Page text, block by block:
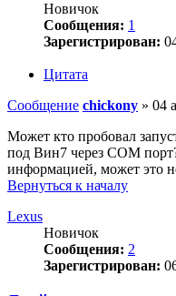
Новичок
Сообщения: 1
Зарегистрирован:
Цитата
Сообщение chickony » 04
Может кто пробовал
под Вин7 через СОМ
информацией, может это
Вернуться к началу
Lexus
Новичок
Сообщения: 2
Зарегистрирован: